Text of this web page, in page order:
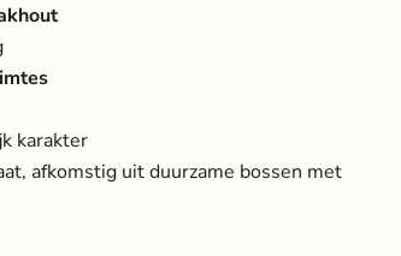
karakter
afkomstig uit duurzame bossen met